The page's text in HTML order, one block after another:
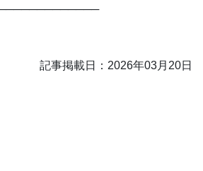
記事掲載日：2026年03月20日